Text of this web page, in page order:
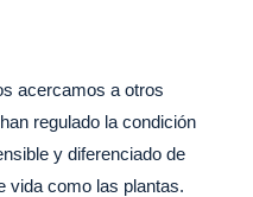
acercamos a otros
regulado la condición
y diferenciado de
vida como las plantas.